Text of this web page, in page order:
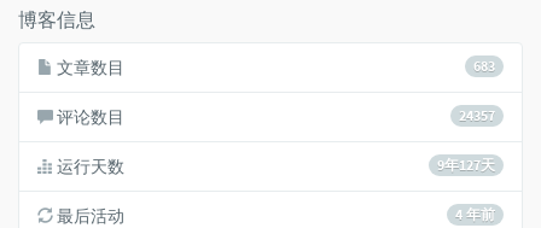
博客信息
683
文章数目
24357
评论数目
9年127天
运行天数
4 年前
最后活动